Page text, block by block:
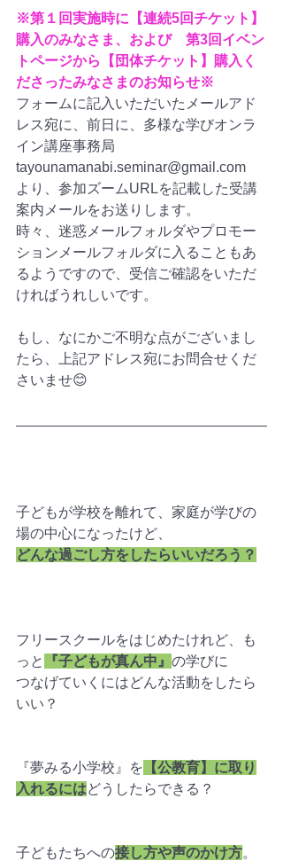
※第１回実施時に【連続5回チケット】
購入のみなさま、および　第3回イベン
トページから【団体チケット】購入く
ださったみなさまのお知らせ※
フォームに記入いただいたメールアド
レス宛に、前日に、多様な学びオンラ
イン講座事務局
tayounamanabi.seminar@gmail.com
より、参加ズームURLを記載した受講
案内メールをお送りします。
時々、迷惑メールフォルダやプロモー
ションメールフォルダに入ることもあ
るようですので、受信ご確認をいただ
ければうれしいです。
もし、なにかご不明な点がございまし
たら、上記アドレス宛にお問合せくだ
さいませ😊
子どもが学校を離れて、家庭が学びの
場の中心になったけど、
どんな過ごし方をしたらいいだろう？
フリースクールをはじめたけれど、も
っと
『子どもが真ん中』 の学びに
つなげていくにはどんな活動をしたら
いい？
『夢みる小学校』を 【公教育】に取り
入れるにはどうしたらできる？
子どもたちへの接し方や声のかけ方。